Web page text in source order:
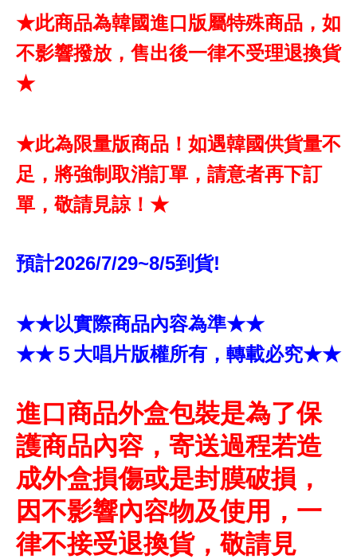
★此商品為韓國進口版屬特殊商品，如
不影響撥放，售出後一律不受理退換貨
★
★此為限量版商品！如遇韓國供貨量不
足，將強制取消訂單，請意者再下訂
單，敬請見諒！★
預計2026/7/29~8/5到貨!
★★以實際商品內容為準★★
★★５大唱片版權所有，轉載必究★★
進口商品外盒包裝是為了保
護商品內容，寄送過程若造
成外盒損傷或是封膜破損，
因不影響內容物及使用，一
律不接受退換貨，敬請見